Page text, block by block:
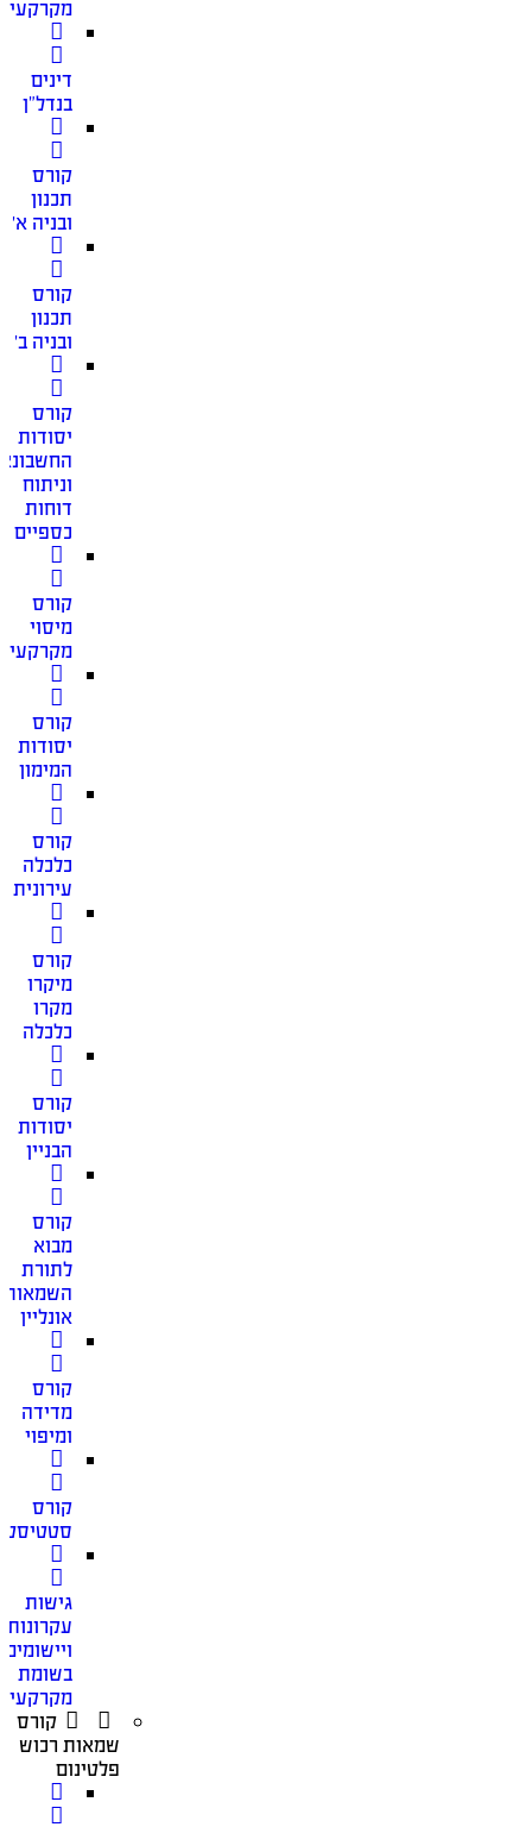
מקרקעין
דינים
בנדל”ן
קורס
תכנון
ובניה א׳
קורס
תכנון
ובניה ב׳
קורס
יסודות
וניתוח
דוחות
כספיים
קורס
מיסוי
מקרקעין
קורס
יסודות
המימון
קורס
כלכלה
עירונית
קורס
מיקרו
מקרו
כלכלה
קורס
יסודות
הבניין
קורס
מבוא
לתורת
השמאות
אונליין
קורס
מדידה
ומיפוי
קורס
גישות
עקרונות
ויישומים
בשומת
מקרקעין
קורס
שמאות רכוש
פלטינום